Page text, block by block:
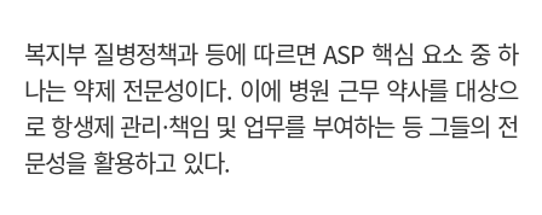
복지부 질병정책과 등에 따르면 ASP 핵심 요소 중 하
나는 약제 전문성이다. 이에 병원 근무 약사를 대상으
로 항생제 관리·책임 및 업무를 부여하는 등 그들의 전
문성을 활용하고 있다.